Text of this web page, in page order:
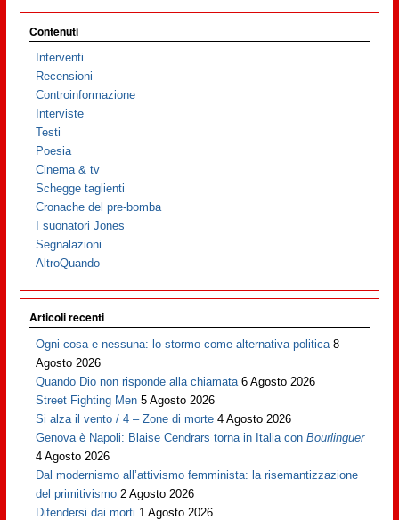
Contenuti
Interventi
Recensioni
Controinformazione
Interviste
Testi
Poesia
Cinema & tv
Schegge taglienti
Cronache del pre-bomba
I suonatori Jones
Segnalazioni
AltroQuando
Articoli recenti
Ogni cosa e nessuna: lo stormo come alternativa politica 8
Agosto 2026
Quando Dio non risponde alla chiamata 6 Agosto 2026
Street Fighting Men 5 Agosto 2026
Si alza il vento / 4 – Zone di morte 4 Agosto 2026
Genova è Napoli: Blaise Cendrars torna in Italia conBourlinguer
4 Agosto 2026
Dal modernismo all’attivismo femminista: la risemantizzazione
del primitivismo 2 Agosto 2026
Difendersi dai morti 1 Agosto 2026